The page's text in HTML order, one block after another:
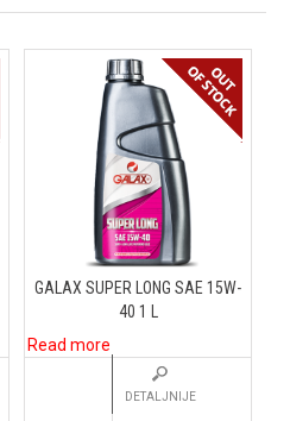
GALAX SUPER LONG SAE 15W-
40 1 L
Read more
DETALJNIJE